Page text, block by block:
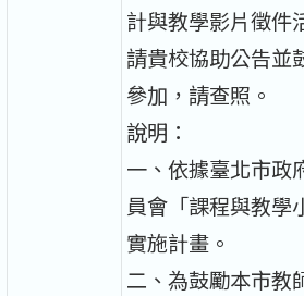
計與教學影片徵件
請貴校協助公告並
參加，請查照。
說明：
一、依據臺北市政
員會「課程與教學
實施計畫。
二、為鼓勵本市教